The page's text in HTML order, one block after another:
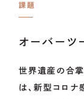
課題
オーバーツ
世界遺産の合
は、新型コロ